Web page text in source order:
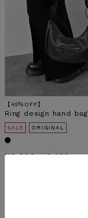
【45％OFF】
Ring design hand bag
SALE ORIGINAL
¥6,600 ¥3,630